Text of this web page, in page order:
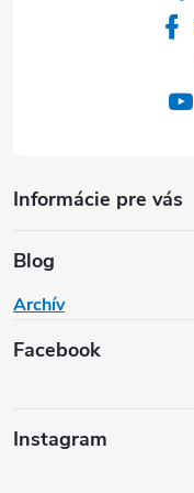
Informácie pre vás
Blog
Archív
Facebook
Instagram